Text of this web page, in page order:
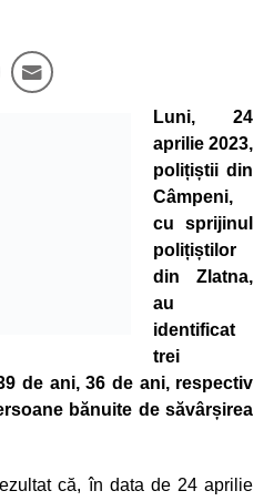
Luni, 24
aprilie 2023,
polițiștii din
Câmpeni,
cu sprijinul
polițiștilor
din Zlatna,
au
identificat
trei
de ani, 36 de ani, respectiv
bănuite de săvârșirea
că, în data de 24 aprilie